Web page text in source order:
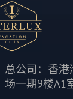
总公司：香
场一期9楼A1